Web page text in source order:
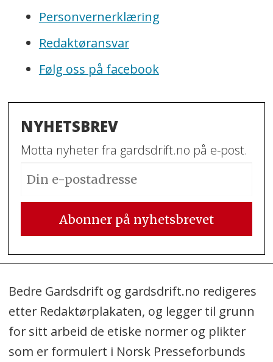
Personvernerklæring
Redaktøransvar
Følg oss på facebook
NYHETSBREV
Motta nyheter fra gardsdrift.no på e-post.
Bedre Gardsdrift og gardsdrift.no redigeres
etter Redaktørplakaten, og legger til grunn
for sitt arbeid de etiske normer og plikter
som er formulert i Norsk Presseforbunds